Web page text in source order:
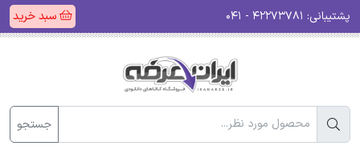
پشتیبانی: سبد خرید
جستجو